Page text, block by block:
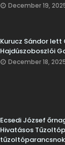
December 19,
Kurucz Sándor lett
Hajdúszoboszlói
December 18,
Ecsedi József
Hivatásos